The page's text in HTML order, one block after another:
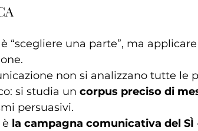
“scegliere una parte”, ma
non si analizzano tutte le
si studia un corpus preciso di
persuasivi.
la campagna comunicativa del SÌ